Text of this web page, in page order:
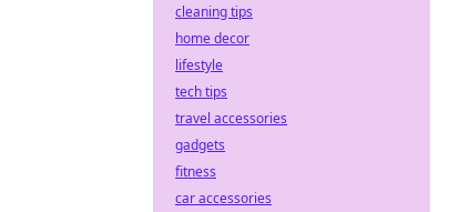
cleaning tips
home decor
lifestyle
tech tips
travel accessories
gadgets
fitness
car accessories